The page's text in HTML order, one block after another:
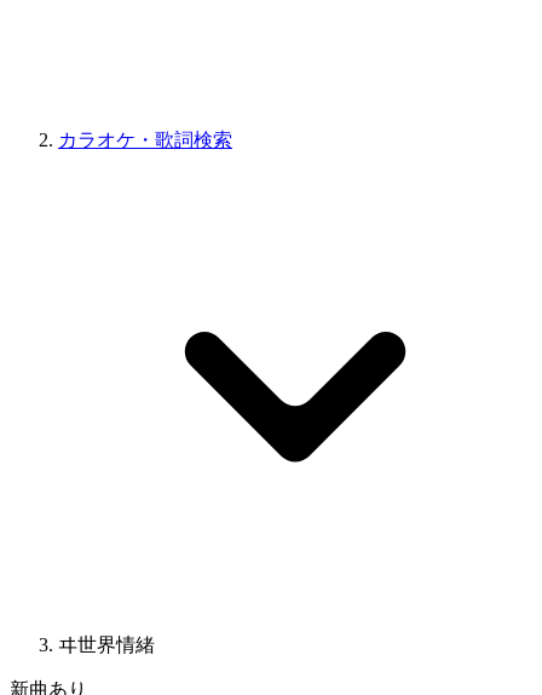
カラオケ・歌詞検索
ヰ世界情緒
新曲あり